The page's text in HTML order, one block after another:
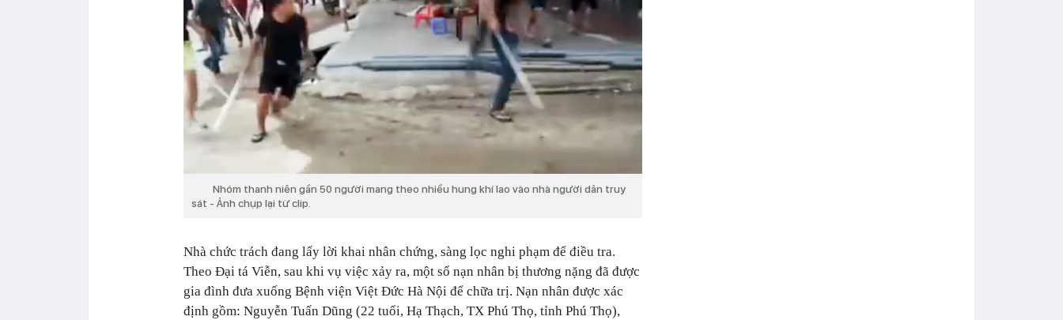
Nhóm thanh niên gần 50 người mang theo nhiều hung khí lao vào nhà người dân truy
sát - Ảnh chụp lại từ clip.
Nhà chức trách đang lấy lời khai nhân chứng, sàng lọc nghi phạm để điều tra.
Theo Đại tá Viễn, sau khi vụ việc xảy ra, một số nạn nhân bị thương nặng đã được
gia đình đưa xuống Bệnh viện Việt Đức Hà Nội để chữa trị. Nạn nhân được xác
định gồm: Nguyễn Tuấn Dũng (22 tuổi, Hạ Thạch, TX Phú Thọ, tỉnh Phú Thọ),